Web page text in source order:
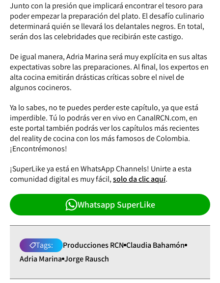
Junto con la presión que implicará encontrar el tesoro para
poder empezar la preparación del plato. El desafío culinario
determinará quién se llevará los delantales negros. En total,
serán dos las celebridades que recibirán este castigo.
De igual manera, Adria Marina será muy explícita en sus altas
expectativas sobre las preparaciones. Al final, los expertos en
alta cocina emitirán drásticas críticas sobre el nivel de
algunos cocineros.
Ya lo sabes, no te puedes perder este capítulo, ya que está
imperdible. Tú lo podrás ver en vivo en CanalRCN.com, en
este portal también podrás ver los capítulos más recientes
del reality de cocina con los más famosos de Colombia.
¡Encontrémonos!
¡SuperLike ya está en WhatsApp Channels! Unirte a esta
comunidad digital es muy fácil,solo da clic aquí.
Whatsapp SuperLike
Tags: Producciones RCN Claudia Bahamón
Adria Marina Jorge Rausch